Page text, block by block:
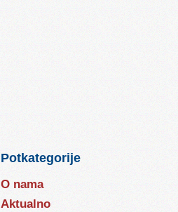
Potkategorije
O nama
Aktualno